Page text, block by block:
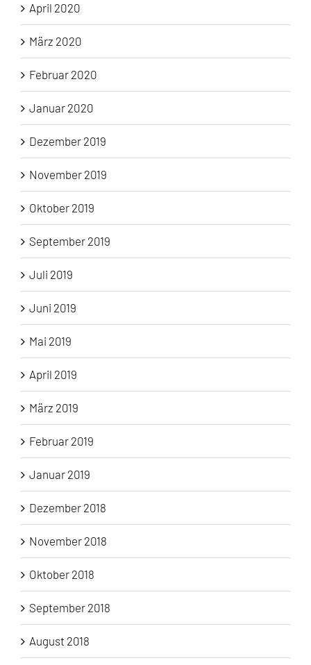
April 2020
März 2020
Februar 2020
Januar 2020
Dezember 2019
November 2019
Oktober 2019
September 2019
Juli 2019
Juni 2019
Mai 2019
April 2019
März 2019
Februar 2019
Januar 2019
Dezember 2018
November 2018
Oktober 2018
September 2018
August 2018